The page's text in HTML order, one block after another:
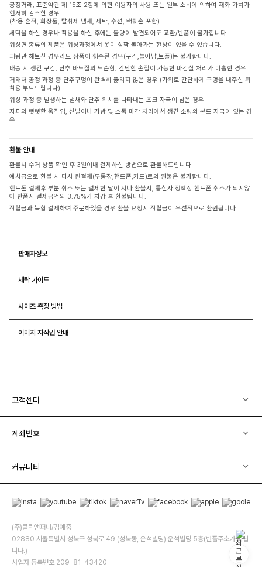
공정거래, 표준약관 제 15조 2항에 의한 이용자의 사용 또는 일부 소비에 의하여 재화 가치가
현저히 감소한 경우
(착용 흔적, 화장품, 탈취제 냄새, 세탁, 수선, 택훼손 포함)
세탁을 하신 경우나 착용을 하신 후에는 불량이 발견되어도 교환/반품이 불가합니다.
워싱면 종류의 제품은 워싱과정에서 옷이 살짝 돌아가는 현상이 있을 수 있습니다.
피팅만 해보신 경우라도 상품이 훼손된 경우(구김,늘어남,보풀)는 불가합니다.
배송 시 생긴 구김, 단추 바느질의 느슨함, 간단한 손질이 가능한 마감실 처리가 미흡한 경우
거래처 공정 과정 중 단추구멍이 완벽히 뚫리지 않은 경우 (가위로 간단하게 구멍을 내주신 뒤
착용 부탁드립니다)
워싱 과정 중 발생하는 냄새와 단추 위치를 나타내는 초크 자국이 남은 경우
지퍼의 뻣뻣한 움직임, 신발이나 가방 및 소품 마감 처리에서 생긴 소량의 본드 자국이 있는 경
우
환불 안내
환불시 수거 상품 확인 후 3일이내 결제하신 방법으로 환불해드립니다
예치금으로 환불 시 다시 원결제(무통장,핸드폰,카드)로의 환불은 불가합니다.
핸드폰 결제후 부분 취소 또는 결제한 달이 지나 환불시, 통신사 정책상 핸드폰 취소가 되지않
아 반품시 결제금액의 3.75%가 차감 후 환불됩니다.
적립금과 복합 결제하여 주문하였을 경우 환불 요청시 적립금이 우선적으로 환원됩니다.
판매자정보
세탁 가이드
사이즈 측정 방법
이미지 저작권 안내
고객센터
계좌번호
커뮤니티
(주)클릭앤퍼니/김예중
02880 서울특별시 성북구 성북로 49 (성북동, 운석빌딩) 운석빌딩 5층(반품주소가 아닙
니다.)
사업자 등록번호 209-81-43420